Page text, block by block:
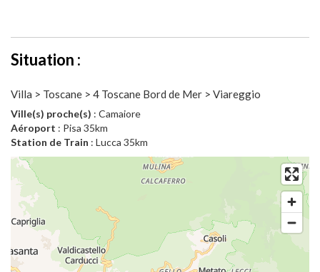
Situation :
Villa > Toscane > 4 Toscane Bord de Mer > Viareggio
Ville(s) proche(s) : Camaiore
Aéroport : Pisa 35km
Station de Train : Lucca 35km